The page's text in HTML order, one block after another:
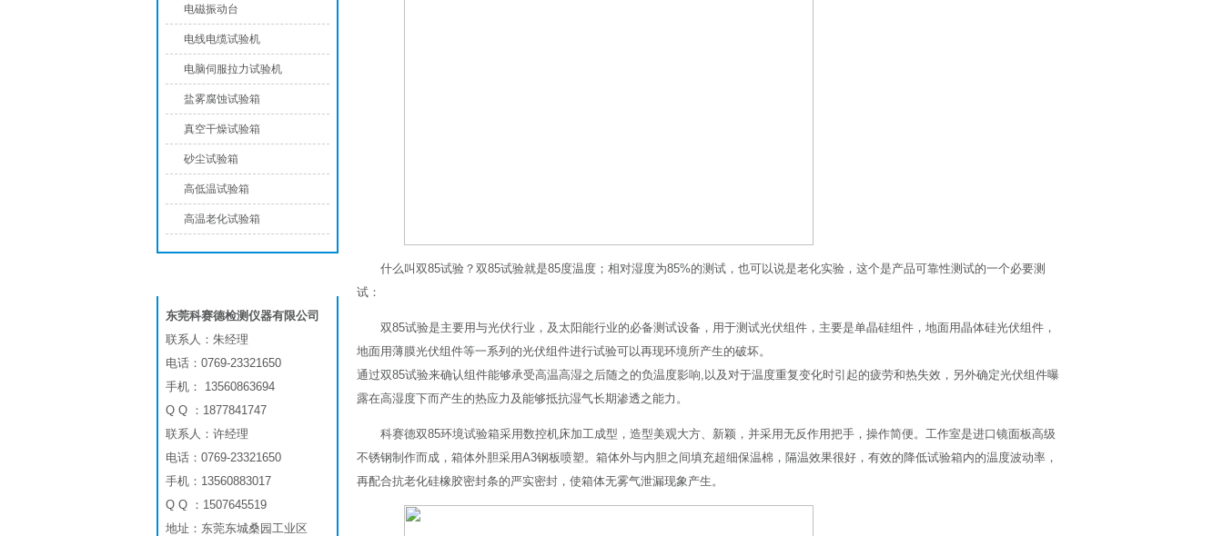
什么叫双85试验？双85试验就是85度温度；相对湿度为85%的测试，也可以说是老化实验，这个是产品可靠性测试的一个必要测
试：
双85试验是主要用与光伏行业，及太阳能行业的必备测试设备，用于测试光伏组件，主要是单晶硅组件，地面用晶体硅光伏组件，
地面用薄膜光伏组件等一系列的光伏组件进行试验可以再现环境所产生的破坏。
通过双85试验来确认组件能够承受高温高湿之后随之的负温度影响,以及对于温度重复变化时引起的疲劳和热失效，另外确定光伏组件曝
露在高湿度下而产生的热应力及能够抵抗湿气长期渗透之能力。
科赛德双85环境试验箱采用数控机床加工成型，造型美观大方、新颖，并采用无反作用把手，操作简便。工作室是进口镜面板高级
不锈钢制作而成，箱体外胆采用A3钢板喷塑。箱体外与内胆之间填充超细保温棉，隔温效果很好，有效的降低试验箱内的温度波动率，
再配合抗老化硅橡胶密封条的严实密封，使箱体无雾气泄漏现象产生。
电磁振动台
电线电缆试验机
电脑伺服拉力试验机
盐雾腐蚀试验箱
真空干燥试验箱
砂尘试验箱
高低温试验箱
高温老化试验箱
东莞科赛德检测仪器有限公司
联系人：朱经理
电话：0769-23321650
手机： 13560863694
Q Q ：1877841747
联系人：许经理
电话：0769-23321650
手机：13560883017
Q Q ：1507645519
地址：东莞东城桑园工业区